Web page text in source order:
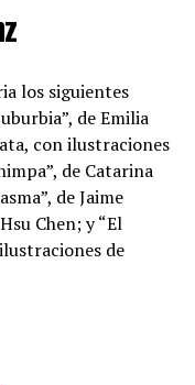
los siguientes
de Emilia
con ilustraciones
de Catarina
de Jaime
Chen; y “El
de